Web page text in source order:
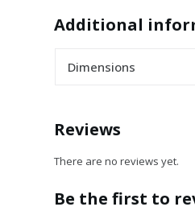
Additional
Dimensions
Reviews
There are no reviews yet.
Be the first to